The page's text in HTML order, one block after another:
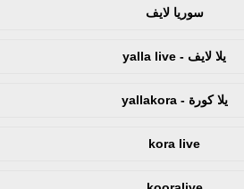
سوريا لايف
يلا لايف - yalla live
يلا كورة - yallakora
kora live